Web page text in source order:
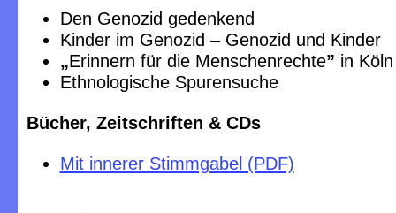
Den Genozid gedenkend
Kinder im Genozid – Genozid und Kinder
„Erinnern für die Menschenrechte” in Köln
Ethnologische Spurensuche
Bücher, Zeitschriften & CDs
Mit innerer Stimmgabel (PDF)